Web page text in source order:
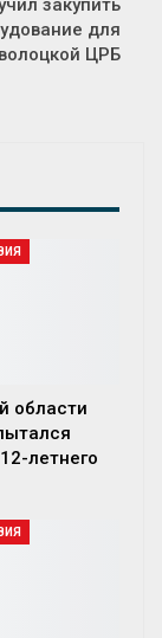
закупить
для
ЦРБ
области
летнего